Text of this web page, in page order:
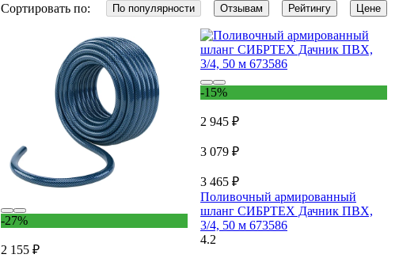
Сортировать по: По популярности Отзывам Рейтингу Цене
-27%
2 155 ₽
-15%
2 945 ₽
3 079 ₽
3 465 ₽
Поливочный армированный
шланг СИБРТЕХ Дачник ПВХ,
3/4, 50 м 673586
4.2